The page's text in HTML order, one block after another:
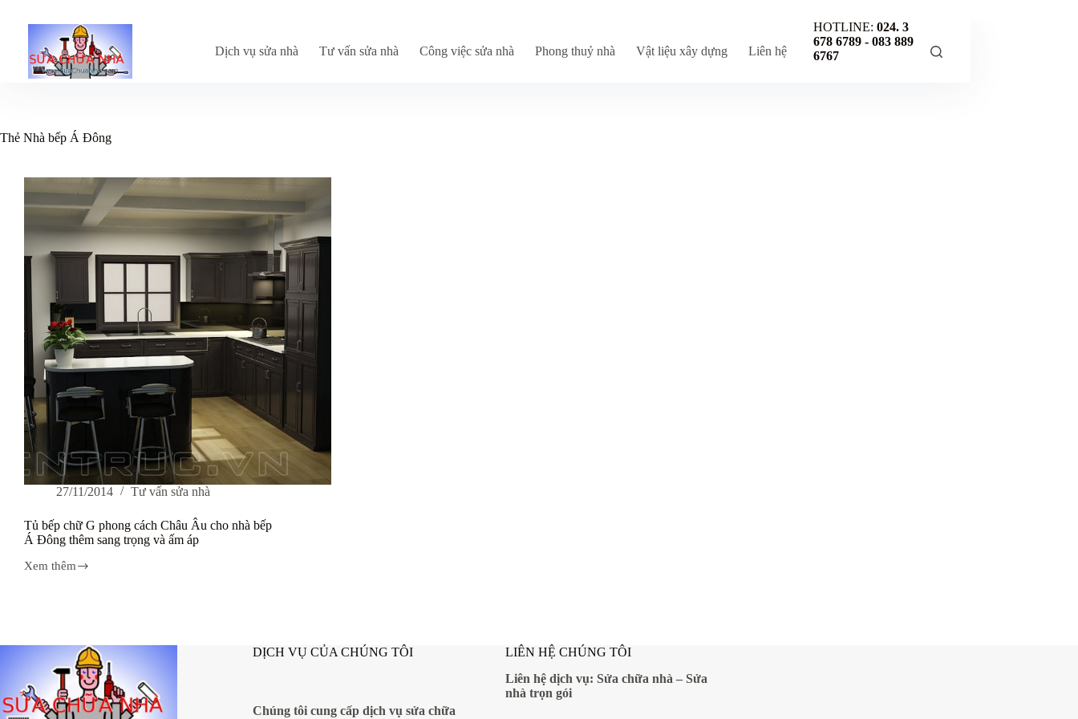
Dịch vụ sửa nhà Tư vấn sửa nhà Công việc sửa nhà Phong thuỷ nhà Vật liệu xây dựng Liên hệ
HOTLINE:024. 3
678 6789 -083 889
6767
Thẻ Nhà bếp Á Đông
27/11/2014 Tư vấn sửa nhà
Tủ bếp chữ G phong cách Châu Âu cho nhà bếp
Á Đông thêm sang trọng và ấm áp
Xem thêm
Tủ
cho
nhà
bếp
DỊCH VỤ CỦA CHÚNG TÔI
Chúng tôi cung cấp dịch vụ sửa chữa
LIÊN HỆ CHÚNG TÔI
Liên hệ dịch vụ: Sửa chữa nhà – Sửa
nhà trọn gói